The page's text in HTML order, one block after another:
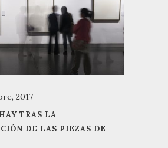
2017
TRAS LA
DE LAS PIEZAS DE